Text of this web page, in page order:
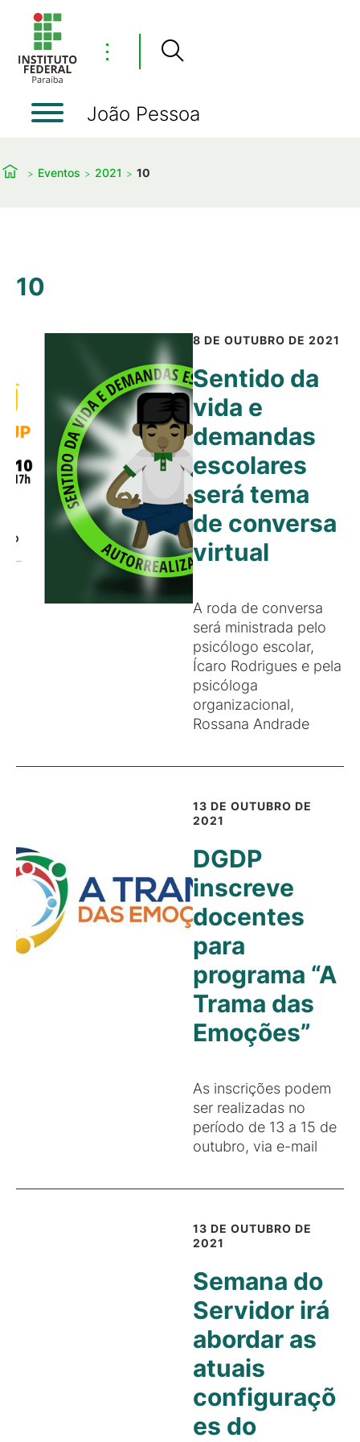
⋮
João Pessoa
Eventos 2021 10
10
8 DE OUTUBRO DE 2021
Sentido da
vida e
demandas
escolares
será tema
de conversa
virtual
A roda de conversa
será ministrada pelo
psicólogo escolar,
Ícaro Rodrigues e pela
psicóloga
organizacional,
Rossana Andrade
13 DE OUTUBRO DE
2021
DGDP
inscreve
docentes
para
programa “A
Trama das
Emoções”
As inscrições podem
ser realizadas no
período de 13 a 15 de
outubro, via e-mail
13 DE OUTUBRO DE
2021
Semana do
Servidor irá
abordar as
atuais
configuraçõ
es do